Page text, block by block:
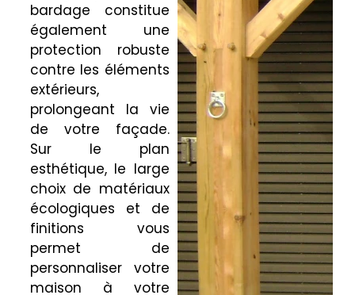
bardage constitue
également une
protection robuste
contre les éléments
extérieurs,
prolongeant la vie
de votre façade.
Sur le plan
esthétique, le large
choix de matériaux
écologiques et de
finitions vous
permet de
personnaliser votre
maison à votre